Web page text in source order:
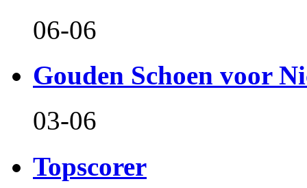
06-06
Gouden Schoen voor
03-06
Topscorer